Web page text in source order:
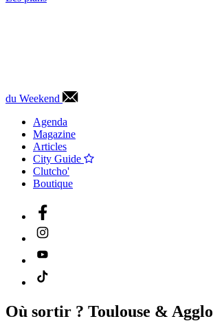
du Weekend
Agenda
Magazine
Articles
City Guide
Clutcho'
Boutique
Où sortir ? Toulouse & Agglo